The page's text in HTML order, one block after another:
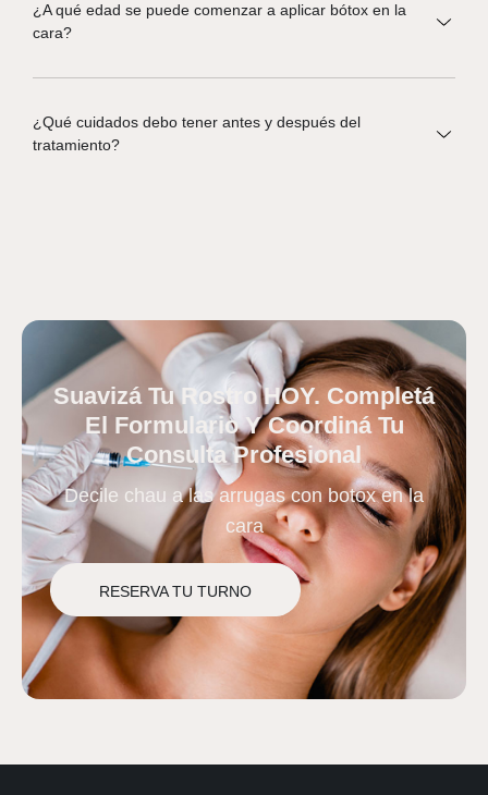
¿A qué edad se puede comenzar a aplicar bótox en la
cara?
¿Qué cuidados debo tener antes y después del
tratamiento?
Suavizá Tu Rostro HOY. Completá
El Formulario Y Coordiná Tu
Consulta Profesional
Decile chau a las arrugas con botox en la
cara
RESERVA TU TURNO